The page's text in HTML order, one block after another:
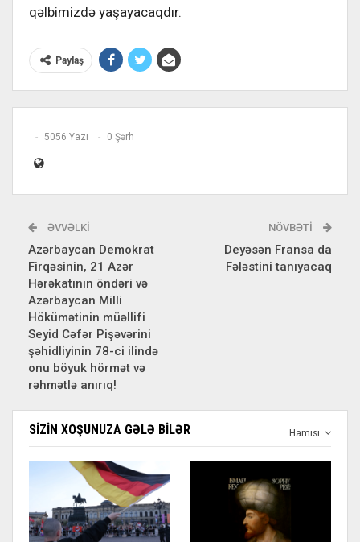
qəlbimizdə yaşayacaqdır.
Paylaş
5056 Yazı 0 Şərh
ƏVVƏLKI
Azərbaycan Demokrat
Firqəsinin, 21 Azər
Hərəkatının öndəri və
Azərbaycan Milli
Hökümətinin müəllifi
Seyid Cəfər Pişəvərini
şəhidliyinin 78-ci ilində
onu böyuk hörmət və
rəhmətlə anırıq!
NÖVBƏTI
Deyəsən Fransa da
Fələstini tanıyacaq
Hamısı
SIZIN XOŞUNUZA GƏLƏ BILƏR